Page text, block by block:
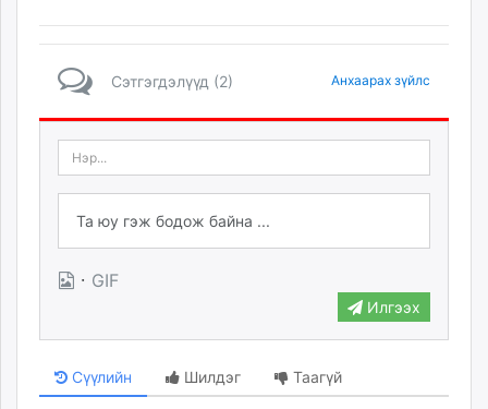
Сэтгэгдэлүүд (2) Анхаарах зүйлс
· GIF
Илгээх
Сүүлийн Шилдэг Таагүй